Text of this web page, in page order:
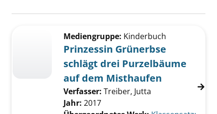
Zu den Suchfiltern springen
Mediengruppe: Kinderbuch
Prinzessin Grünerbse
schlägt drei Purzelbäume
auf dem Misthaufen
Verfasser: Treiber, Jutta
Jahr: 2017